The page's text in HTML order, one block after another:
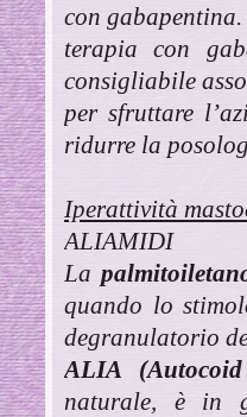
con gabapentina.
terapia con
consigliabile
per sfruttare
ridurre la
Iperattività
ALIAMIDI
La
quando lo
degranulatorio
ALIA
naturale, è in